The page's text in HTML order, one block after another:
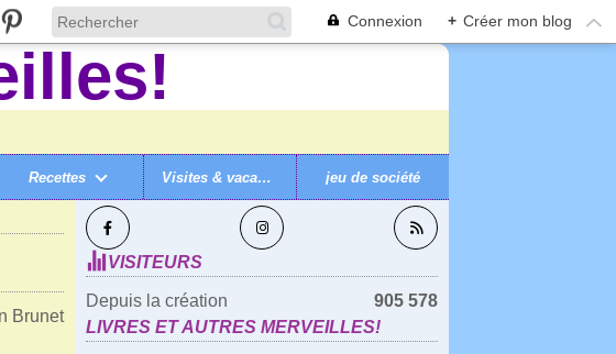
Connexion + Créer mon blog
Recettes Visites & vacances jeu de société
SUIVEZ-MOI
VISITEURS
Depuis la création
905 578
LIVRES ET AUTRES MERVEILLES!